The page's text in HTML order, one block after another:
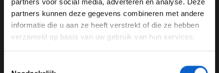
partners voor social media, adverteren en analyse. Deze
partners kunnen deze gegevens combineren met andere
informatie die u aan ze heeft verstrekt of die ze hebben
verzameld op basis van uw gebruik van hun services.
training. Beide sessies worden in de middag verreden.
Dit wordt gedaan onder, waarschijnlijk, droge
omstandigheden. De dag begint zonnig, waarbij er in de
raceweekenden. Het kwik loopt op vrijdag namelijk naar
Pas je advertentie instellingen aan en klik hieronder om
door te gaan naar de website!
Advertentie instellingen